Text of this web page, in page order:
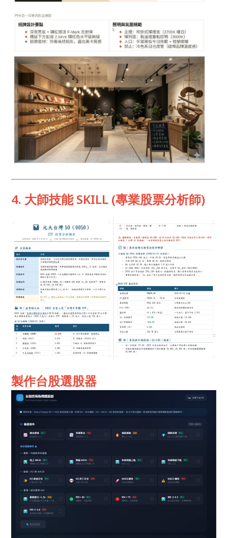
4. 大師技能 SKILL (專業股票分析師)
製作台股選股器